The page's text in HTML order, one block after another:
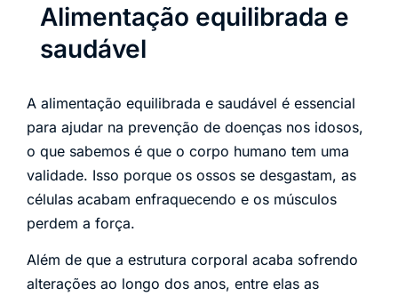
Alimentação equilibrada e
saudável
A alimentação equilibrada e saudável é essencial
para ajudar na prevenção de doenças nos idosos,
o que sabemos é que o corpo humano tem uma
validade. Isso porque os ossos se desgastam, as
células acabam enfraquecendo e os músculos
perdem a força.
Além de que a estrutura corporal acaba sofrendo
alterações ao longo dos anos, entre elas as